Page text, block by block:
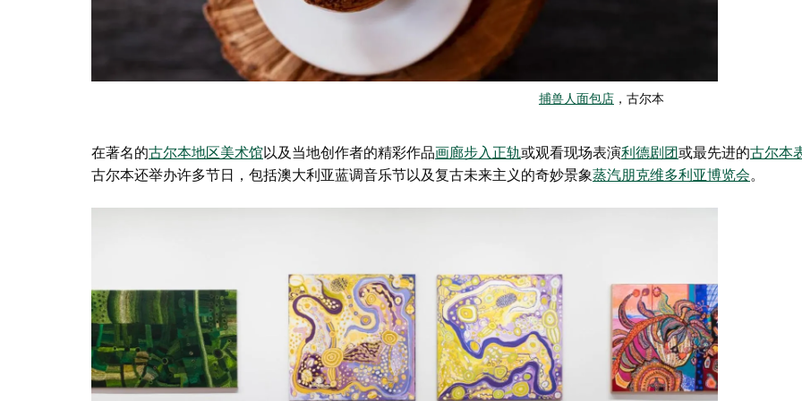
捕兽人面包店，古尔本
在著名的古尔本地区美术馆以及当地创作者的精彩作品画廊步入正轨或观看现场表演利德剧团或最先进的古尔本
古尔本还举办许多节日，包括澳大利亚蓝调音乐节以及复古未来主义的奇妙景象蒸汽朋克维多利亚博览会。